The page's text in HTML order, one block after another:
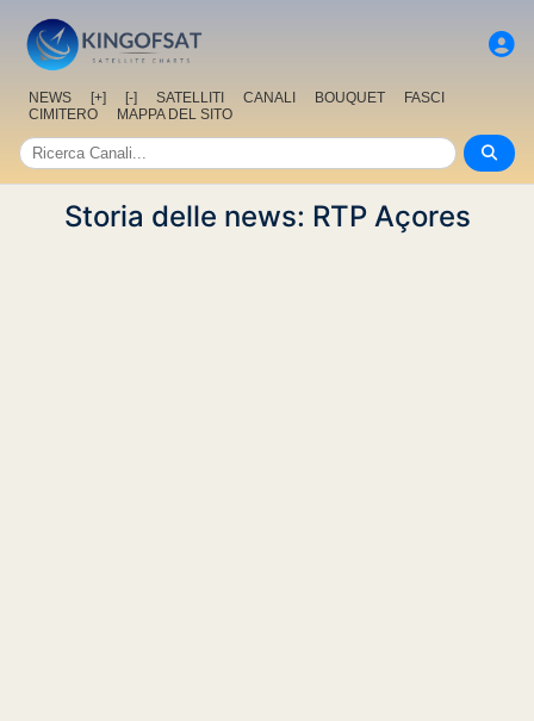
NEWS [+] [-] SATELLITI CANALI BOUQUET
FASCI
CIMITERO
MAPPA DEL SITO
Storia delle news: RTP Açores